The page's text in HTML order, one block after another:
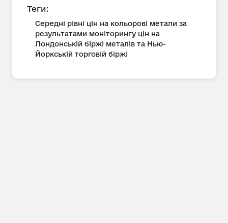
Теги:
Середні рівні цін на кольорові метали за
результатами моніторингу цін на
Лондонській біржі металів та Нью-
Йоркській торговій біржі